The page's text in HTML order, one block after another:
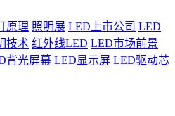
原理 照明展 LED上市公司 LED
技术 红外线LED LED市场前景
背光屏幕 LED显示屏 LED驱动芯